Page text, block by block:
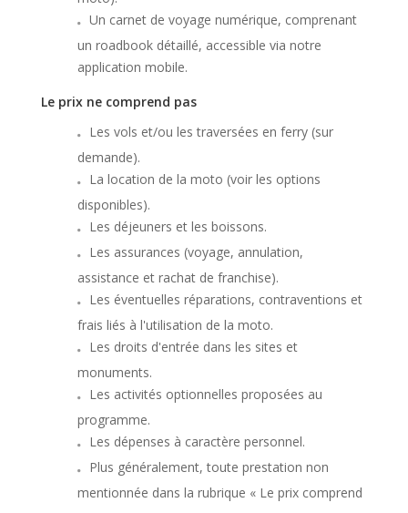
Un carnet de voyage numérique, comprenant
un roadbook détaillé, accessible via notre
application mobile.
Le prix ne comprend pas
Les vols et/ou les traversées en ferry (sur
demande).
La location de la moto (voir les options
disponibles).
Les déjeuners et les boissons.
Les assurances (voyage, annulation,
assistance et rachat de franchise).
Les éventuelles réparations, contraventions et
frais liés à l'utilisation de la moto.
Les droits d'entrée dans les sites et
monuments.
Les activités optionnelles proposées au
programme.
Les dépenses à caractère personnel.
Plus généralement, toute prestation non
mentionnée dans la rubrique « Le prix comprend